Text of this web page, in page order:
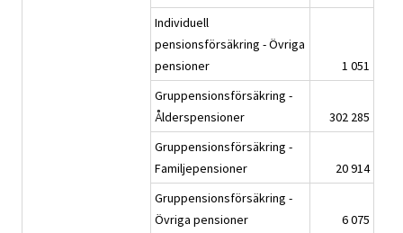
Individuell
pensionsförsäkring - Övriga
pensioner
1 051
Gruppensionsförsäkring -
Ålderspensioner
302 285
Gruppensionsförsäkring -
Familjepensioner
20 914
Gruppensionsförsäkring -
Övriga pensioner
6 075